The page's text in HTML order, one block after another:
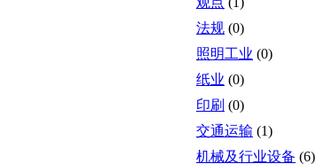
法规 (0)
照明工业 (0)
纸业 (0)
印刷 (0)
交通运输 (1)
机械及行业设备 (6)